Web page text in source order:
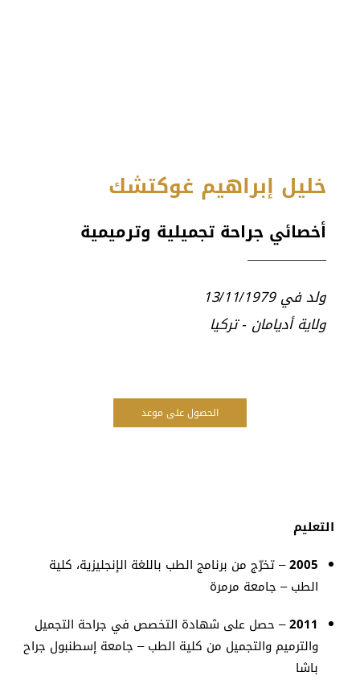
خليل إبراهيم غوكتشك
أخصائي جراحة تجميلية وترميمية
ولد في 13/11/1979
ولاية أديامان - تركيا
الحصول على موعد
التعليم
2005– تخرّج من برنامج الطب باللغة الإنجليزية، كلية
الطب – جامعة مرمرة
2011– حصل على شهادة التخصص في جراحة التجميل
والترميم والتجميل من كلية الطب – جامعة إسطنبول جراح
باشا